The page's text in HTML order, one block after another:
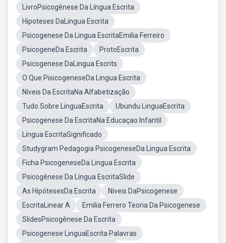
LivroPsicogênese Da Língua Escrita
Hipoteses DaLingua Escrita
Psicogenese Da Lingua EscritaEmilia Ferreiro
PsicogeneDa Escrita
ProtoEscrita
Psicogenese DaLingua Escrits
O Que PisicogeneseDa Lingua Escrita
Níveis Da EscritaNa Alfabetização
Tudo Sobre LinguaEscrita
Ubundu LinguaEscrita
Psicogenese Da EscritaNa Educaçao Infantil
Lingua EscritaSignificado
Studygram Pedagogia PsicogeneseDa Lingua Escrita
Ficha PsicogeneseDa Lingua Escrita
Psicogênese Da Língua EscritaSlide
As HipótesesDa Escrita
Niveis DaPsicogenese
EscritaLinear A
Emilia Ferrero Teoria Da Psicogenese
SlidesPsicogênese Da Escrita
Psicogenese LinguaEscrita Palavras